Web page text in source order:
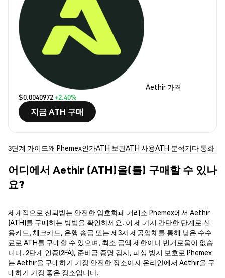
Aethir 가격
$0.0040972+2.40%
지금 ATH 구매
3단계 가이드왜 Phemex인가ATH 보관ATH 사용ATH 분석기타 통화
어디에서 Aethir (ATH)을(를) 구매할 수 있나
요?
세계적으로 신뢰받는 안전한 암호화폐 거래소 Phemex에서 Aethir
(ATH)를 구매하는 방법을 확인하세요. 이 세 가지 간단한 단계로 신
용카드, 체크카드, 은행 송금 또는 제3자 제공업체를 통해 낮은 수수
료로 ATH를 구매할 수 있으며, 최소 금액 제한이나 번거로움이 없습
니다. 2단계 인증(2FA), 준비금 증명 감사, 피싱 방지 보호로 Phemex
는 Aethir을 구매하기 가장 안전한 장소이자 온라인에서 Aethir을 구
매하기 가장 좋은 장소입니다.